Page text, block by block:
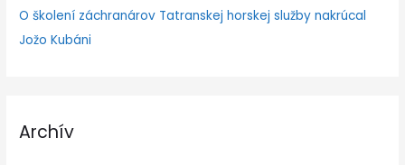
O školení záchranárov Tatranskej horskej služby nakrúcal
Jožo Kubáni
Archív